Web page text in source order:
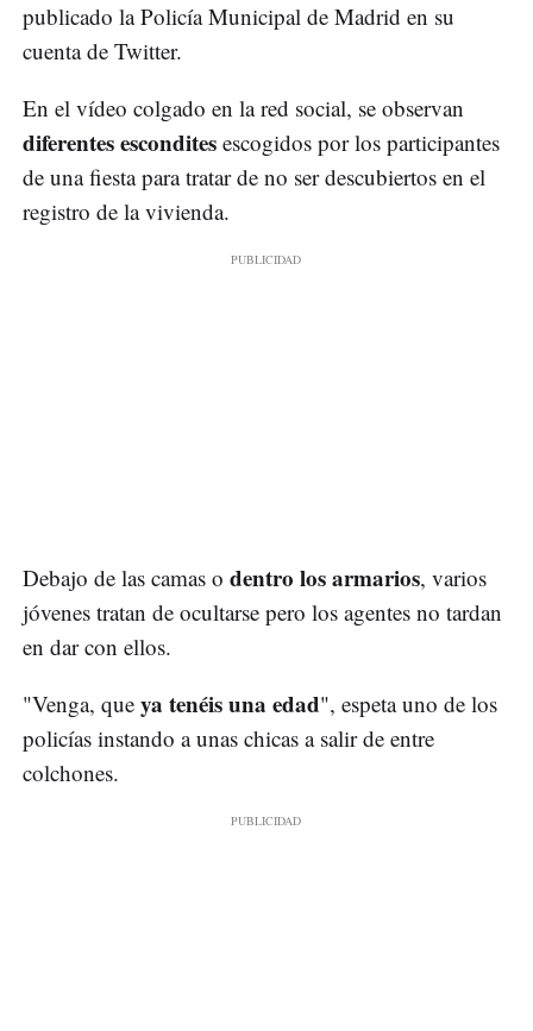
publicado la Policía Municipal de Madrid en su
cuenta de Twitter.
En el vídeo colgado en la red social, se observan
diferentes escondites escogidos por los participantes
de una fiesta para tratar de no ser descubiertos en el
registro de la vivienda.
Debajo de las camas o dentro los armarios, varios
jóvenes tratan de ocultarse pero los agentes no tardan
en dar con ellos.
"Venga, que ya tenéis una edad", espeta uno de los
policías instando a unas chicas a salir de entre
colchones.